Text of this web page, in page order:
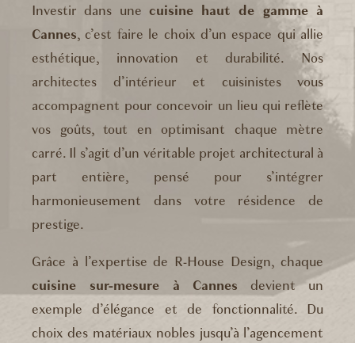
Investir dans une cuisine haut de gamme à
Cannes, c’est faire le choix d’un espace qui allie
esthétique, innovation et durabilité. Nos
architectes d’intérieur et cuisinistes vous
accompagnent pour concevoir un lieu qui reflète
vos goûts, tout en optimisant chaque mètre
carré. Il s’agit d’un véritable projet architectural à
part entière, pensé pour s’intégrer
harmonieusement dans votre résidence de
prestige.
Grâce à l’expertise de R-House Design, chaque
cuisine sur-mesure à Cannes devient un
exemple d’élégance et de fonctionnalité. Du
choix des matériaux nobles jusqu’à l’agencement